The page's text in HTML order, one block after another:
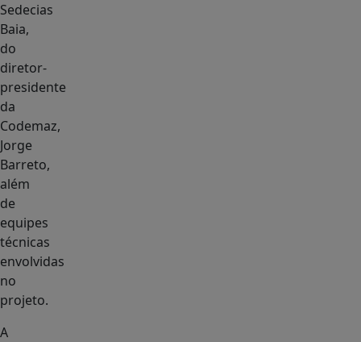
Sedecias
Baia,
do
diretor-
presidente
da
Codemaz,
Jorge
Barreto,
além
de
equipes
técnicas
envolvidas
no
projeto.
A